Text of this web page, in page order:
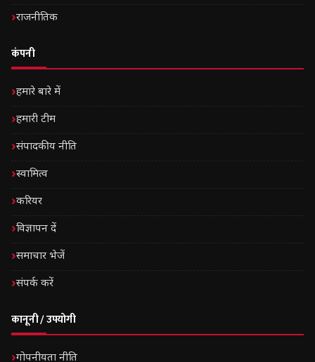
राजनीतिक
कंपनी
हमारे बारे में
हमारी टीम
संपादकीय नीति
स्वामित्व
करियर
विज्ञापन दें
समाचार भेजें
संपर्क करें
कानूनी / उपयोगी
गोपनीयता नीति